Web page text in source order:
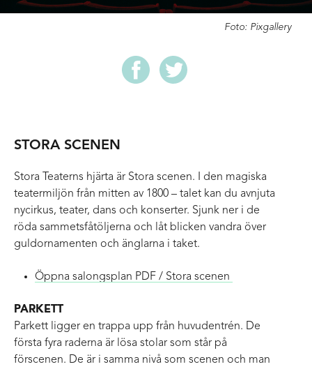
Foto: Pixgallery
STORA SCENEN
Stora Teaterns hjärta är Stora scenen. I den magiska
teatermiljön från mitten av 1800 – talet kan du avnjuta
nycirkus, teater, dans och konserter. Sjunk ner i de
röda sammetsfåtöljerna och låt blicken vandra över
guldornamenten och änglarna i taket.
Öppna salongsplan PDF / Stora scenen
PARKETT
Parkett ligger en trappa upp från huvudentrén. De
första fyra raderna är lösa stolar som står på
förscenen. De är i samma nivå som scenen och man